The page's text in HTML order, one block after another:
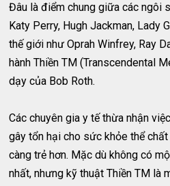
Đâu là điểm chung giữa các ngôi
Katy Perry, Hugh Jackman, Lady
thế giới như Oprah Winfrey, Ray
hành Thiền TM (Transcendental
dạy của Bob Roth.
Các chuyên gia y tế thừa nhận
gây tổn hại cho sức khỏe thể
càng trẻ hơn. Mặc dù không có
nhất, nhưng kỹ thuật Thiền TM là